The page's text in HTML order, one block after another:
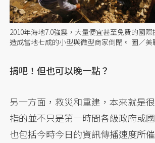
2010年海地7.0強震，大量便宜甚至免費的國際
造成當地七成的小型與微型商家倒閉。 圖／美
捐吧！但也可以晚一點？
另一方面，救災和重建，本來就是
指的並不只是第一時間各級政府或
也包括今時今日的資訊傳播速度所